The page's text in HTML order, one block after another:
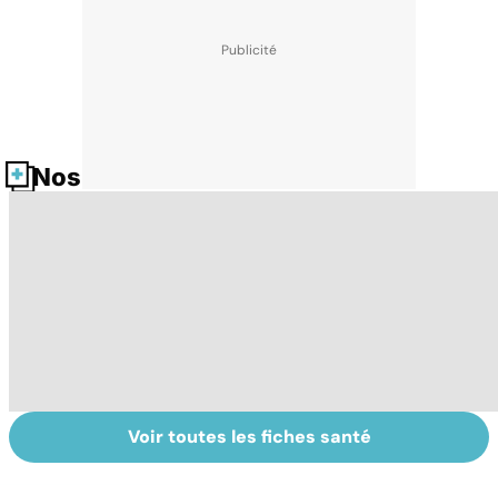
Nos fiches santé
Femmes :
comment
Bien vivre la
ménopause
Voir toutes les fiches santé